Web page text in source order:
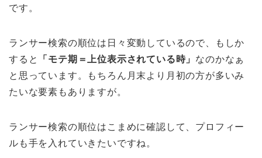
です。
ランサー検索の順位は日々変動しているので、もしか
すると
「モテ期＝上位表示されている時」 なのかなぁ
と思っています。もちろん月末より月初の方が多いみ
たいな要素もありますが。
ランサー検索の順位はこまめに確認して、プロフィー
ルも手を入れていきたいですね。